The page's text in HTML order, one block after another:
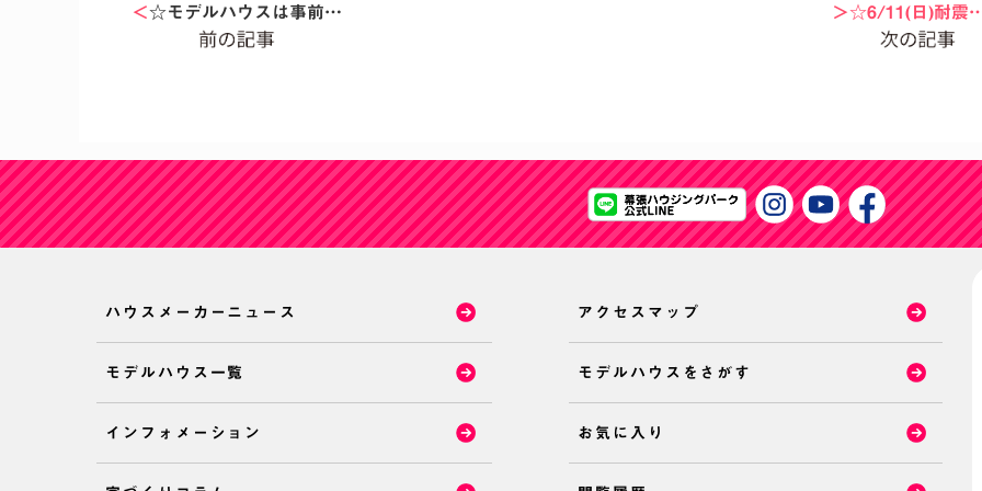
＜☆モデルハウスは事前… ＞☆6/11(日)耐震
ハウスメーカーニュース
モデルハウス一覧
インフォメーション
アクセスマップ
モデルハウスをさがす
お気に入り